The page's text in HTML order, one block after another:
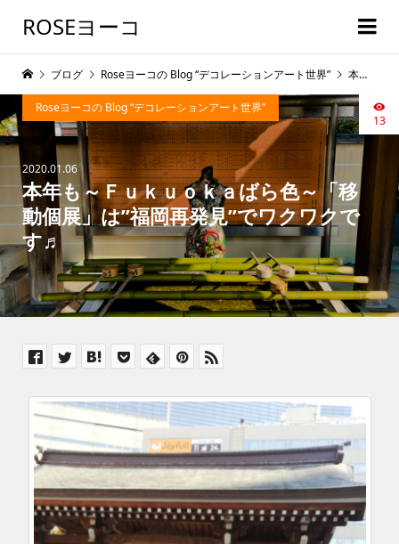
ROSEヨーコ
2020.01.06
本年も～Ｆｕｋｕｏｋａばら色～「移
動個展」は”福岡再発見”でワクワクで
す♬
Roseヨーコの Blog “デコレーションアート世界”
13
ブログ Roseヨーコの Blog “デコレーションアート世界” 本年も～Ｆｕｋｕｏｋａばら色～「移動個展」は”福岡再発見”でワクワクです♬